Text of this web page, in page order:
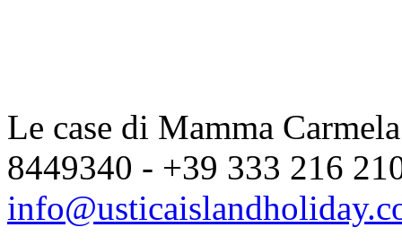
Le case di Mamma
8449340 - +39 333 216